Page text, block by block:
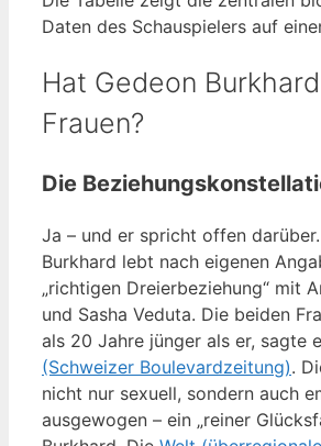
Daten des Schauspielers auf
Hat Gedeon
Frauen?
Die
Ja – und er spricht offen
Burkhard lebt nach eigenen
„richtigen Dreierbeziehung“ mit
und Sasha Veduta. Die beiden
als 20 Jahre jünger als er, sagte
(Schweizer Boulevardzeitung).
nicht nur sexuell, sondern auch
ausgewogen – ein „reiner